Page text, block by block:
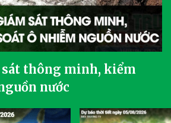
sát thông minh, kiểm
nước